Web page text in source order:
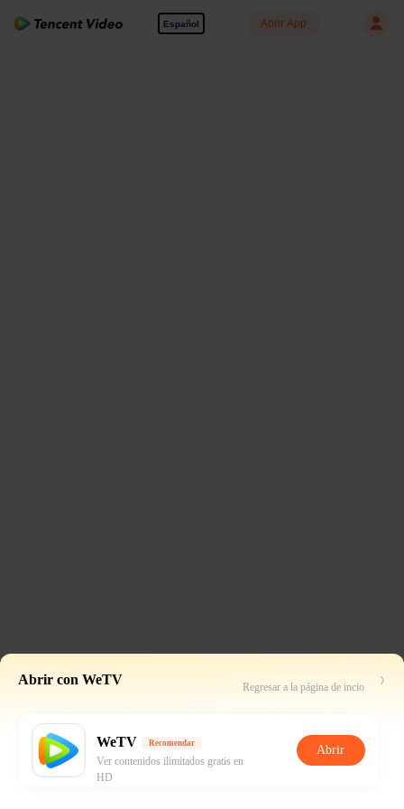
Español Abrir App
Abrir con WeTV Regresar a la página de incio
WeTV Recomendar
Ver contenidos ilimitados gratis en
HD
Abrir